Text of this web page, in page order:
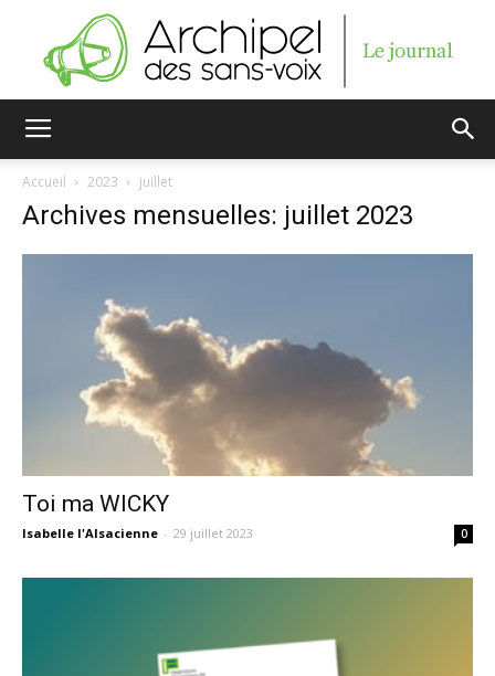
sans-
Accueil 2023 juillet
Archives mensuelles: juillet 2023
Toi ma WICKY
Isabelle l'Alsacienne - 29 juillet 2023 0